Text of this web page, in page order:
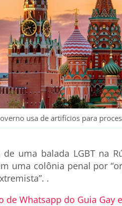
usa de artifícios para
uma balada LGBT na
uma colônia penal por
.
de Whatsapp do Guia Gay